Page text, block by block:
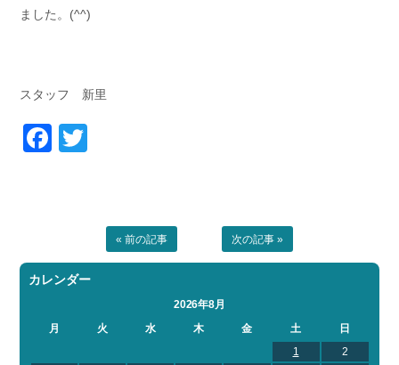
ました。(^^)
スタッフ 新里
Facebook
« 前の記事 次の記事 »
カレンダー
2026年8月
月
火 水 木 金 土
日
1
2